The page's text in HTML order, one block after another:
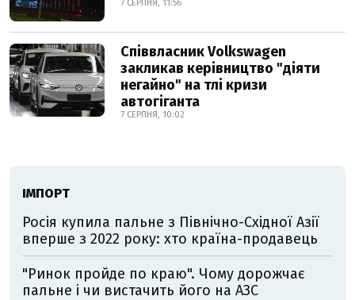
7 СЕРПНЯ, 11:56
Співвласник Volkswagen
закликав керівництво "діяти
негайно" на тлі кризи
автогіганта
7 СЕРПНЯ, 10:02
ІМПОРТ
Росія купила пальне з Північно-Східної Азії
вперше з 2022 року: хто країна-продавець
"Ринок пройде по краю". Чому дорожчає
пальне і чи вистачить його на АЗС